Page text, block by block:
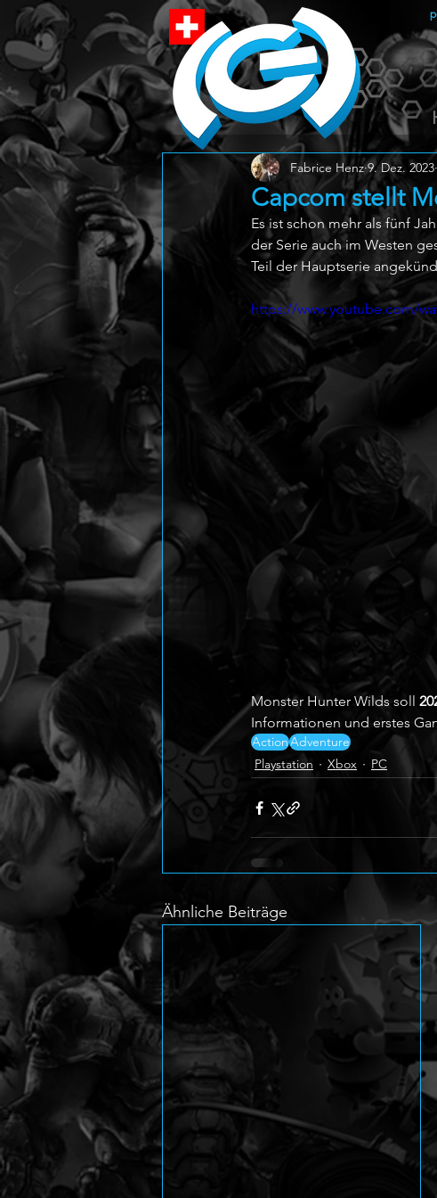
Capcom stellt
Fabrice Henz 9. Dez. 2023
Es ist schon mehr als fünf
der Serie auch im Westen
Teil der Hauptserie
https://www.youtube.com/
Monster Hunter Wilds soll
Informationen und erstes
ActionAdventure
Playstation
Xbox PC
Ähnliche Beiträge